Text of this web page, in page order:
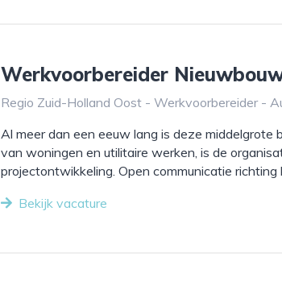
Werkvoorbereider
Regio Zuid-Holland Oost - Werkvoorbereider -
Al meer dan een eeuw lang is deze
van woningen en utilitaire werken, is de
projectontwikkeling. Open communicatie richting
Bekijk vacature